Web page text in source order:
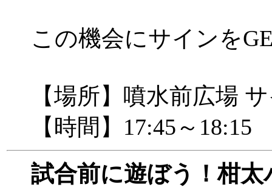
この機会にサインを
【場所】噴水前広場
【時間】17:45～18:15
試合前に遊ぼう！柑太